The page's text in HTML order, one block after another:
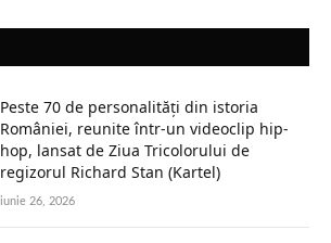
Peste 70 de personalități din istoria
României, reunite într-un videoclip hip-
hop, lansat de Ziua Tricolorului de
regizorul Richard Stan (Kartel)
iunie 26, 2026